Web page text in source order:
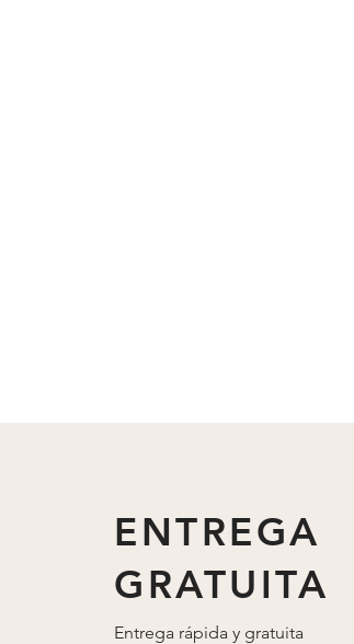
ENTREGA
GRATUITA
Entrega rápida y gratuita